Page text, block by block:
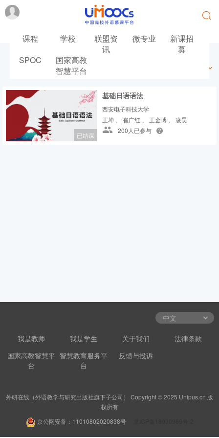
课程 学校
联盟资
讯
微专业
新课招
募
SPOC
国家高教
智慧平台
已结课
基础日语语法
西安电子科技大学
王坤 、 崔广红 、 王金博 、 凌昊
200人已参与
我是教师 我是学生 关于我们
法律条款
国家高教智慧平
台
智慧教育服务平
台
反馈与投诉
外研在线（外语教学与研究出版社旗下子公司） Copyright © 2025 Unipus.cn 版
权所有
京公网安备：11010802020838号